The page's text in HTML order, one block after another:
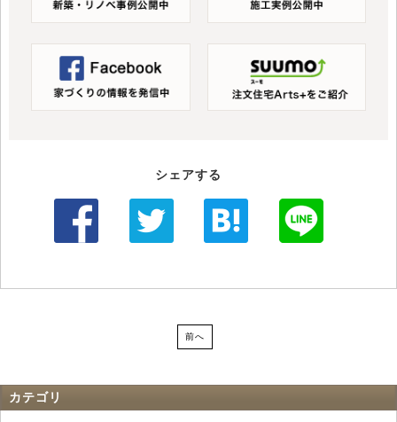
シェアする
前へ
カテゴリ